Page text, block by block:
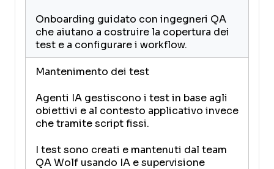
Onboarding guidato con ingegneri QA
che aiutano a costruire la copertura dei
test e a configurare i workflow.
Mantenimento dei test
Agenti IA gestiscono i test in base agli
obiettivi e al contesto applicativo invece
che tramite script fissi.
I test sono creati e mantenuti dal team
QA Wolf usando IA e supervisione